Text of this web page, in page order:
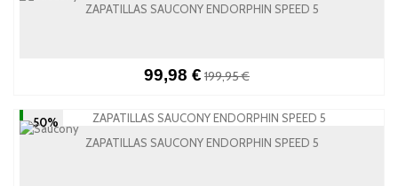
ZAPATILLAS SAUCONY ENDORPHIN SPEED 5
99,98 € 199,95 €
-50%
ZAPATILLAS SAUCONY ENDORPHIN SPEED 5